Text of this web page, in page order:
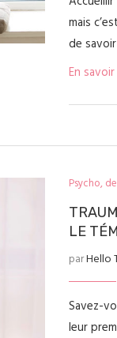
mais
de
En
Psycho,
LE
parHello
Savez-
leur